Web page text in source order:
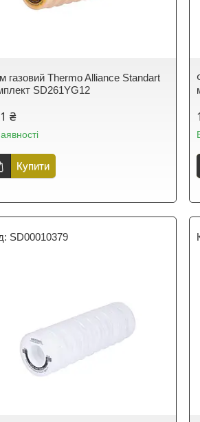
газовий Thermo Alliance Standart
SD261YG12
₴
Купити
SD00010379